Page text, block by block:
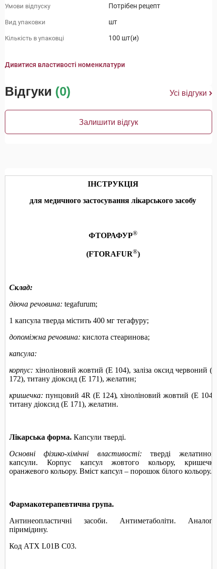
Умови відпуску Потрібен рецепт
Вид упаковки шт
Кількість в упаковці 100 шт(и)
Дивитися властивості номенклатури
Відгуки (0) Усі відгуки
Залишити відгук